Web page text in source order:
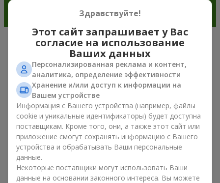
Очарование ирисов в современной
флористике г. Городня
Букет из ирисов — это универсальный выбор подарка к
любому поводу. Ведь он сочетает природную симметрию
лепестков, изысканную красоту и тренды весенней
флористики. Сегодня букет из ирисов выбирают те, кто
хочет подарить что-то элегантное, но в то же время
сдержанное. Такая композиция для настроения выглядит
свежо и необычно. А ещё букет из ирисов создаёт
романтическое настроение и позволяет передать самые
искренние эмоции близкому человеку без лишних слов и
объяснений.
Здравствуйте!
Этот сайт запрашивает у Вас
согласие на использование
Ваших данных
Персонализированная реклама и контент,
аналитика, определение эффективности
Хранение и/или доступ к информации на
Вашем устройстве
Информация с Вашего устройства (например, файлы
cookie и уникальные идентификаторы) будет доступна
поставщикам. Кроме того, они, а также этот сайт или
приложение смогут сохранять информацию с Вашего
устройства и обрабатывать Ваши персональные
данные.
Некоторые поставщики могут использовать Ваши
данные на основании законного интереса. Вы можете